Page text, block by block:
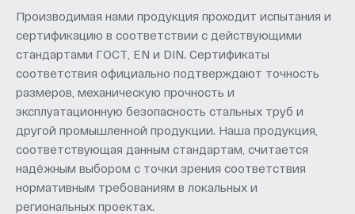
Производимая нами продукция проходит испытания и
сертификацию в соответствии с действующими
стандартами ГОСТ, EN и DIN. Сертификаты
соответствия официально подтверждают точность
размеров, механическую прочность и
эксплуатационную безопасность стальных труб и
другой промышленной продукции. Наша продукция,
соответствующая данным стандартам, считается
надёжным выбором с точки зрения соответствия
нормативным требованиям в локальных и
региональных проектах.